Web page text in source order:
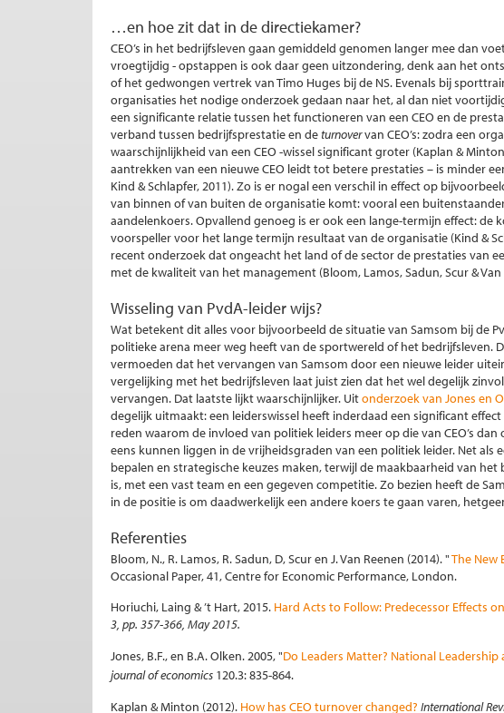
…en hoe zit dat in de directiekamer?
CEO’s in het bedrijfsleven gaan gemiddeld genomen langer mee dan
vroegtijdig - opstappen is ook daar geen uitzondering, denk aan het
of het gedwongen vertrek van Timo Huges bij de NS. Evenals bij
organisaties het nodige onderzoek gedaan naar het, al dan niet
een significante relatie tussen het functioneren van een CEO en de
verband tussen bedrijfsprestatie en deturnovervan CEO’s: zodra een
waarschijnlijkheid van een CEO -wissel significant groter (Kaplan &
aantrekken van een nieuwe CEO leidt tot betere prestaties – is minder
Kind & Schlapfer, 2011). Zo is er nogal een verschil in effect op
van binnen of van buiten de organisatie komt: vooral een
aandelenkoers. Opvallend genoeg is er ook een lange-termijn effect: de
voorspeller voor het lange termijn resultaat van de organisatie (Kind &
recent onderzoek dat ongeacht het land of de sector de prestaties van
met de kwaliteit van het management (Bloom, Lamos, Sadun, Scur & Van
Wisseling van PvdA-leider wijs?
Wat betekent dit alles voor bijvoorbeeld de situatie van Samsom bij de
politieke arena meer weg heeft van de sportwereld of het bedrijfsleven.
vermoeden dat het vervangen van Samsom door een nieuwe leider
vergelijking met het bedrijfsleven laat juist zien dat het wel degelijk
vervangen. Dat laatste lijkt waarschijnlijker. Uitonderzoek van Jones en
degelijk uitmaakt: een leiderswissel heeft inderdaad een significant
reden waarom de invloed van politiek leiders meer op die van CEO’s
eens kunnen liggen in de vrijheidsgraden van een politiek leider. Net als
bepalen en strategische keuzes maken, terwijl de maakbaarheid van
is, met een vast team en een gegeven competitie. Zo bezien heeft de
in de positie is om daadwerkelijk een andere koers te gaan varen,
Referenties
Bloom, N., R. Lamos, R. Sadun, D, Scur en J. Van Reenen (2014). "The New
Occasional Paper, 41, Centre for Economic Performance, London.
Horiuchi, Laing & ’t Hart, 2015. Hard Acts to Follow: Predecessor Effects
3, pp. 357-366, May 2015.
Jones, B.F., en B.A. Olken. 2005, "Do Leaders Matter? National Leadership
journal of economics 120.3: 835-864.
Kaplan & Minton (2012). How has CEO turnover changed? International